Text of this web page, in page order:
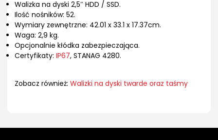
Walizka na dyski 2,5″ HDD / SSD.
Ilość nośników: 52.
Wymiary zewnętrzne: 42.01 x 33.1 x 17.37cm.
Waga: 2,9 kg.
Opcjonalnie kłódka zabezpieczająca.
Certyfikaty: IP67, STANAG 4280.
Zobacz również: Walizki na dyski twarde oraz taśmy